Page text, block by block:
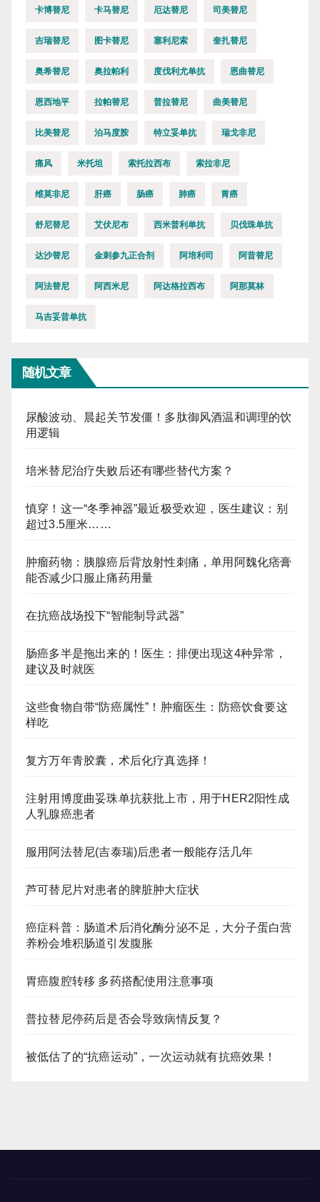
卡博替尼 卡马替尼 厄达替尼 司美替尼
吉瑞替尼 图卡替尼 塞利尼索 奎扎替尼
奥希替尼 奥拉帕利 度伐利尤单抗 恩曲替尼
恩西地平 拉帕替尼 普拉替尼 曲美替尼
比美替尼 泊马度胺 特立妥单抗 瑞戈非尼
痛风 米托坦 索托拉西布 索拉非尼
维莫非尼 肝癌 肠癌 肺癌 胃癌
舒尼替尼 艾伏尼布 西米普利单抗 贝伐珠单抗
达沙替尼 金刺参九正合剂 阿培利司 阿昔替尼
阿法替尼 阿西米尼 阿达格拉西布 阿那莫林
马吉妥昔单抗
随机文章
尿酸波动、晨起关节发僵！多肽御风酒温和调理的饮
用逻辑
培米替尼治疗失败后还有哪些替代方案？
慎穿！这一“冬季神器”最近极受欢迎，医生建议：别
超过3.5厘米……
肿瘤药物：胰腺癌后背放射性刺痛，单用阿魏化痞膏
能否减少口服止痛药用量
在抗癌战场投下“智能制导武器”
肠癌多半是拖出来的！医生：排便出现这4种异常，
建议及时就医
这些食物自带“防癌属性”！肿瘤医生：防癌饮食要这
样吃
复方万年青胶囊，术后化疗真选择！
注射用博度曲妥珠单抗获批上市，用于HER2阳性成
人乳腺癌患者
服用阿法替尼(吉泰瑞)后患者一般能存活几年
芦可替尼片对患者的脾脏肿大症状
癌症科普：肠道术后消化酶分泌不足，大分子蛋白营
养粉会堆积肠道引发腹胀
胃癌腹腔转移 多药搭配使用注意事项
普拉替尼停药后是否会导致病情反复？
被低估了的“抗癌运动”，一次运动就有抗癌效果！